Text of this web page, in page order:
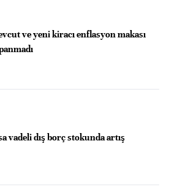
ve yeni kiracı enflasyon makası
vadeli dış borç stokunda artış